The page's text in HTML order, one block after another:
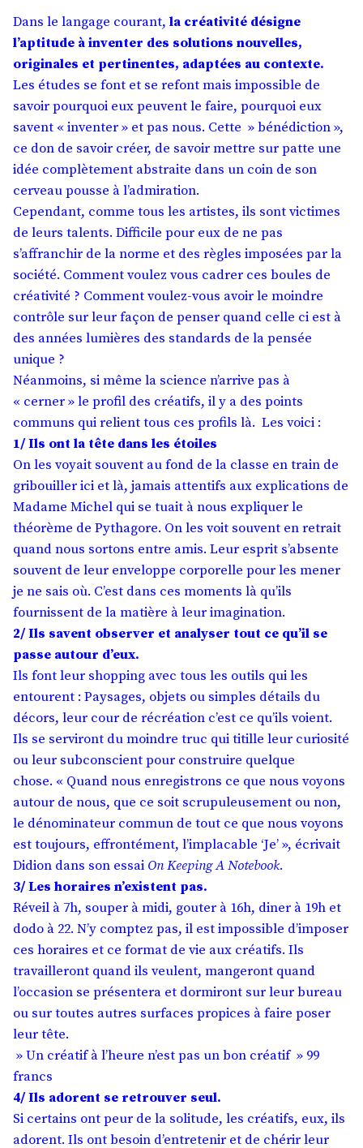
Dans le langage courant, la créativité désigne
l’aptitude à inventer des solutions nouvelles,
originales et pertinentes, adaptées au contexte.
Les études se font et se refont mais impossible de
savoir pourquoi eux peuvent le faire, pourquoi eux
savent « inventer » et pas nous. Cette » bénédiction »,
ce don de savoir créer, de savoir mettre sur patte une
idée complètement abstraite dans un coin de son
cerveau pousse à l’admiration.
Cependant, comme tous les artistes, ils sont victimes
de leurs talents. Difficile pour eux de ne pas
s’affranchir de la norme et des règles imposées par la
société. Comment voulez vous cadrer ces boules de
créativité ? Comment voulez-vous avoir le moindre
contrôle sur leur façon de penser quand celle ci est à
des années lumières des standards de la pensée
unique ?
Néanmoins, si même la science n’arrive pas à
« cerner » le profil des créatifs, il y a des points
communs qui relient tous ces profils là. Les voici :
1/ Ils ont la tête dans les étoiles
On les voyait souvent au fond de la classe en train de
gribouiller ici et là, jamais attentifs aux explications de
Madame Michel qui se tuait à nous expliquer le
théorème de Pythagore. On les voit souvent en retrait
quand nous sortons entre amis. Leur esprit s’absente
souvent de leur enveloppe corporelle pour les mener
je ne sais où. C’est dans ces moments là qu’ils
fournissent de la matière à leur imagination.
2/ Ils savent observer et analyser tout ce qu’il se
passe autour d’eux.
Ils font leur shopping avec tous les outils qui les
entourent : Paysages, objets ou simples détails du
décors, leur cour de récréation c’est ce qu’ils voient.
Ils se serviront du moindre truc qui titille leur curiosité
ou leur subconscient pour construire quelque
chose. « Quand nous enregistrons ce que nous voyons
autour de nous, que ce soit scrupuleusement ou non,
le dénominateur commun de tout ce que nous voyons
est toujours, effrontément, l’implacable ‘Je’ », écrivait
Didion dans son essai On Keeping A Notebook.
3/ Les horaires n’existent pas.
Réveil à 7h, souper à midi, gouter à 16h, diner à 19h et
dodo à 22. N’y comptez pas, il est impossible d’imposer
ces horaires et ce format de vie aux créatifs. Ils
travailleront quand ils veulent, mangeront quand
l’occasion se présentera et dormiront sur leur bureau
ou sur toutes autres surfaces propices à faire poser
leur tête.
» Un créatif à l’heure n’est pas un bon créatif » 99
francs
4/ Ils adorent se retrouver seul.
Si certains ont peur de la solitude, les créatifs, eux, ils
adorent. Ils ont besoin d’entretenir et de chérir leur